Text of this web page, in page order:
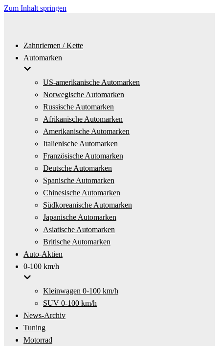
Zum Inhalt springen
Zahnriemen / Kette
Automarken
US-amerikanische Automarken
Norwegische Automarken
Russische Automarken
Afrikanische Automarken
Amerikanische Automarken
Italienische Automarken
Französische Automarken
Deutsche Automarken
Spanische Automarken
Chinesische Automarken
Südkoreanische Automarken
Japanische Automarken
Asiatische Automarken
Britische Automarken
Auto-Aktien
0-100 km/h
Kleinwagen 0-100 km/h
SUV 0-100 km/h
News-Archiv
Tuning
Motorrad